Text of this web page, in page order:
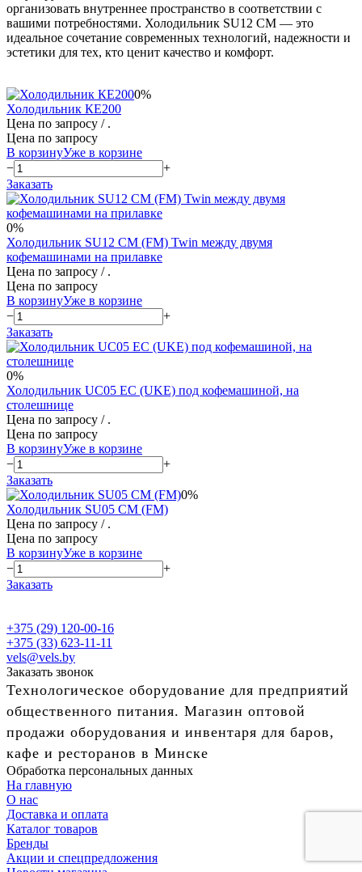
организовать внутреннее пространство в соответствии с
вашими потребностями. Холодильник SU12 CM — это
идеальное сочетание современных технологий, надежности и
эстетики для тех, кто ценит качество и комфорт.
0%
Холодильник КЕ200
Цена по запросу / .
Цена по запросу
В корзинуУже в корзине
−
+
Заказать
0%
Холодильник SU12 CM (FM) Twin между двумя
кофемашинами на прилавке
Цена по запросу / .
Цена по запросу
В корзинуУже в корзине
−
+
Заказать
0%
Холодильник UС05 ЕС (UKE) под кофемашиной, на
столешнице
Цена по запросу / .
Цена по запросу
В корзинуУже в корзине
−
+
Заказать
0%
Холодильник SU05 CM (FM)
Цена по запросу / .
Цена по запросу
В корзинуУже в корзине
−
+
Заказать
+375 (29) 120-00-16
+375 (33) 623-11-11
vels@vels.by
Заказать звонок
Технологическое оборудование для предприятий
общественного питания. Магазин оптовой
продажи оборудования и инвентаря для баров,
кафе и ресторанов в Минске
Обработка персональных данных
На главную
О нас
Доставка и оплата
Каталог товаров
Бренды
Акции и спецпредложения